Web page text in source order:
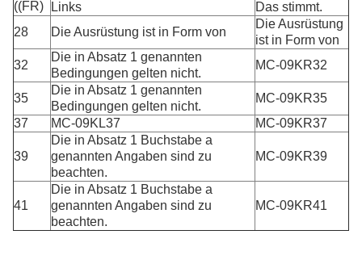
((FR) Links
Das stimmt.
28
Die Ausrüstung ist in Form von
Die Ausrüstung
ist in Form von
32
Die in Absatz 1 genannten
Bedingungen gelten nicht.
MC-09KR32
35
Die in Absatz 1 genannten
Bedingungen gelten nicht.
MC-09KR35
37
MC-09KL37 MC-09KR37
39
Die in Absatz 1 Buchstabe a
genannten Angaben sind zu
beachten.
MC-09KR39
41
Die in Absatz 1 Buchstabe a
genannten Angaben sind zu
beachten.
MC-09KR41